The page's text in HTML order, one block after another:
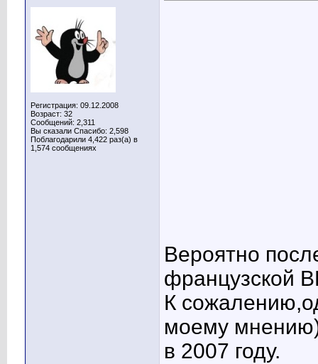
Регистрация: 09.12.2008
Возраст: 32
Сообщений: 2,311
Вы сказали Спасибо: 2,598
Поблагодарили 4,422 раз(а) в
1,574 сообщениях
Вероятно
французской
К
моему
в 2007 году.